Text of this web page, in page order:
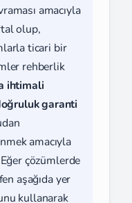
amacıyla
olup,
ticari bir
rehberlik
ihtimali
garanti
amacıyla
çözümlerde
aşağıda yer
kullanarak